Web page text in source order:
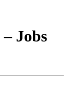
– Jobs